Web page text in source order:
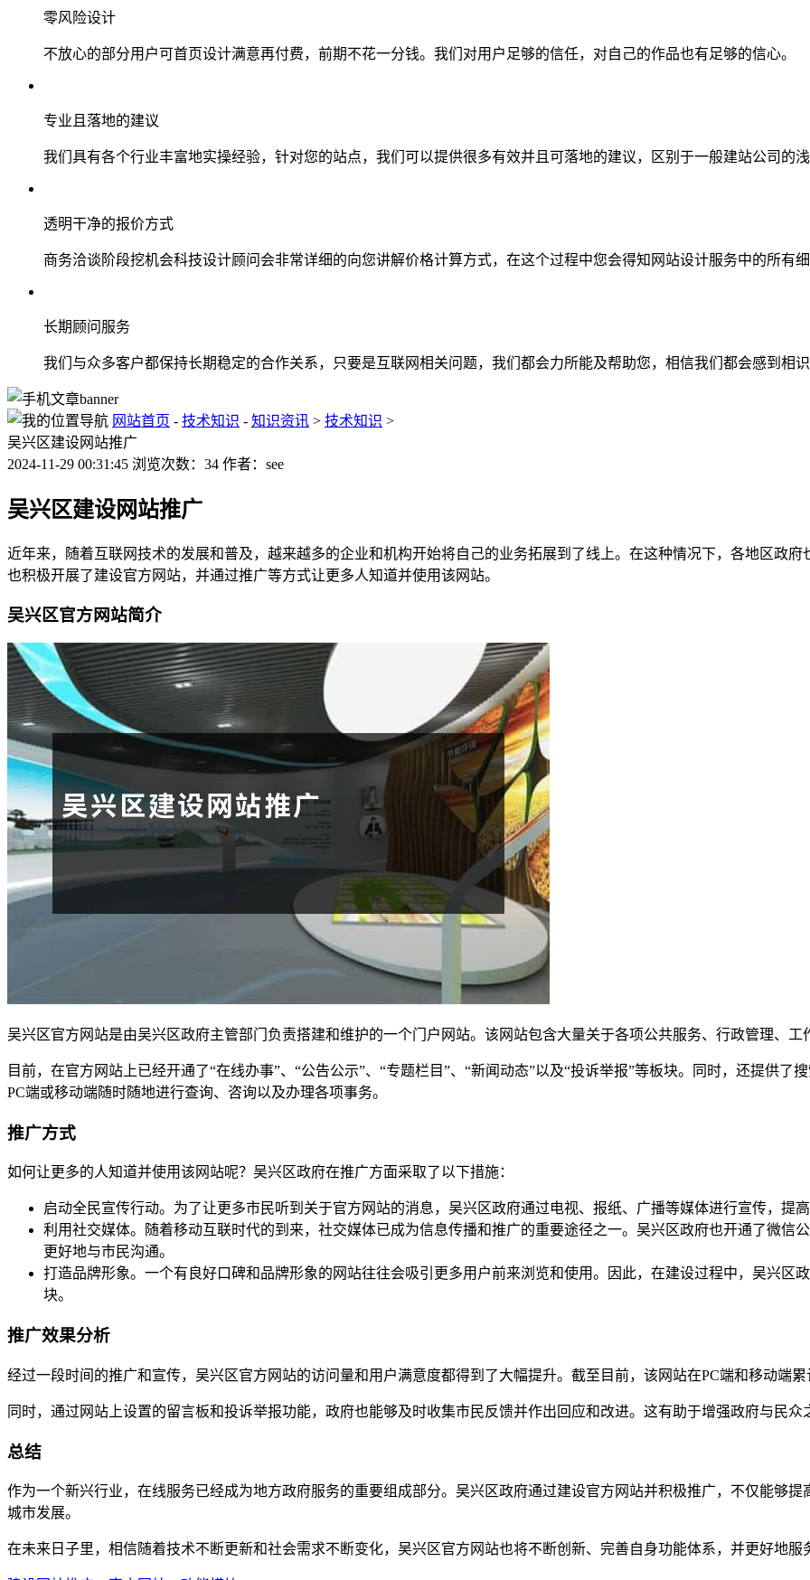
零风险设计
不放心的部分用户可首页设计满意再付费，前期不花一分钱。我们对用户足够的信任，对自己的作品也有足够的信心。
专业且落地的建议
我们具有各个行业丰富地实操经验，针对您的站点，我们可以提供很多有效并且可落地的建议，区别于一般建站公司的
透明干净的报价方式
商务洽谈阶段挖机会科技设计顾问会非常详细的向您讲解价格计算方式，在这个过程中您会得知网站设计服务中的所有
长期顾问服务
我们与众多客户都保持长期稳定的合作关系，只要是互联网相关问题，我们都会力所能及帮助您，相信我们都会感到相
网站首页 - 技术知识 - 知识资讯 > 技术知识 >
吴兴区建设网站推广
2024-11-29 00:31:45 浏览次数：34 作者：see
吴兴区建设网站推广
近年来，随着互联网技术的发展和普及，越来越多的企业和机构开始将自己的业务拓展到了线上。在这种情况下，各地区政
也积极开展了建设官方网站，并通过推广等方式让更多人知道并使用该网站。
吴兴区官方网站简介
吴兴区官方网站是由吴兴区政府主管部门负责搭建和维护的一个门户网站。该网站包含大量关于各项公共服务、行政管理、
目前，在官方网站上已经开通了“在线办事”、“公告公示”、“专题栏目”、“新闻动态”以及“投诉举报”等板块。同时，还提供
PC端或移动端随时随地进行查询、咨询以及办理各项事务。
推广方式
如何让更多的人知道并使用该网站呢？吴兴区政府在推广方面采取了以下措施：
启动全民宣传行动。为了让更多市民听到关于官方网站的消息，吴兴区政府通过电视、报纸、广播等媒体进行宣传，提
利用社交媒体。随着移动互联时代的到来，社交媒体已成为信息传播和推广的重要途径之一。吴兴区政府也开通了微信
更好地与市民沟通。
打造品牌形象。一个有良好口碑和品牌形象的网站往往会吸引更多用户前来浏览和使用。因此，在建设过程中，吴兴区
块。
推广效果分析
经过一段时间的推广和宣传，吴兴区官方网站的访问量和用户满意度都得到了大幅提升。截至目前，该网站在PC端和移动端
同时，通过网站上设置的留言板和投诉举报功能，政府也能够及时收集市民反馈并作出回应和改进。这有助于增强政府与民
总结
作为一个新兴行业，在线服务已经成为地方政府服务的重要组成部分。吴兴区政府通过建设官方网站并积极推广，不仅能够
城市发展。
在未来日子里，相信随着技术不断更新和社会需求不断变化，吴兴区官方网站也将不断创新、完善自身功能体系，并更好地服